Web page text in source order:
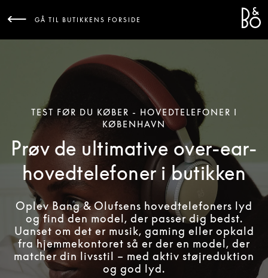
GÅ TIL BUTIKKENS FORSIDE
TEST FØR DU KØBER - HOVEDTELEFONER I
KØBENHAVN
Prøv de ultimative over-ear-
hovedtelefoner i butikken
Oplev Bang & Olufsens hovedtelefoners lyd
og find den model, der passer dig bedst.
Uanset om det er musik, gaming eller opkald
fra hjemmekontoret så er der en model, der
matcher din livsstil – med aktiv støjreduktion
og god lyd.